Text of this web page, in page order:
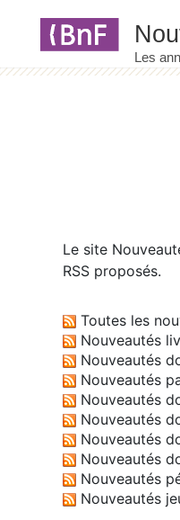
Le site
RSS proposés.
Toutes les
Nouveautés
Nouveautés
Nouveautés
Nouveautés
Nouveautés
Nouveautés
Nouveautés
Nouveautés
Nouveautés